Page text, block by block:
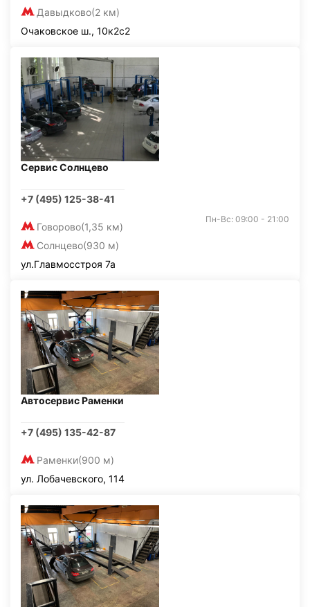
Давыдково(2 км)
Очаковское ш., 10к2с2
Сервис Солнцево
+7 (495) 125-38-41
Говорово(1,35 км)
Солнцево(930 м)
Пн-Вс: 09:00 - 21:00
ул.Главмосстроя 7а
Автосервис Раменки
+7 (495) 135-42-87
Раменки(900 м)
ул. Лобачевского, 114